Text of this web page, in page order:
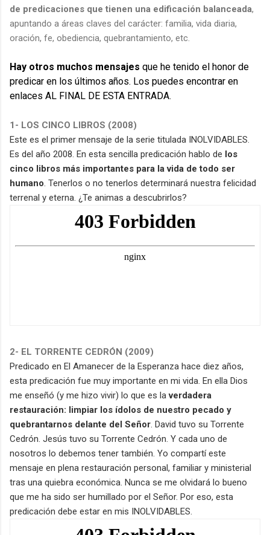
de predicaciones que tienen una edificación balanceada,
apuntando a áreas claves del carácter: familia, vida diaria,
oración, fe, obediencia, quebrantamiento, etc.
Hay otros muchos mensajes que he tenido el honor de
predicar en los últimos años. Los puedes encontrar en
enlaces AL FINAL DE ESTA ENTRADA.
1- LOS CINCO LIBROS (2008)
Este es el primer mensaje de la serie titulada INOLVIDABLES.
Es del año 2008. En esta sencilla predicación hablo de los
cinco libros más importantes para la vida de todo ser
humano . Tenerlos o no tenerlos determinará nuestra felicidad
terrenal y eterna. ¿Te animas a descubrirlos?
2- EL TORRENTE CEDRÓN (2009)
Predicado en El Amanecer de la Esperanza hace diez años,
esta predicación fue muy importante en mi vida. En ella Dios
me enseñó (y me hizo vivir) lo que es laverdadera
restauración: limpiar los ídolos de nuestro pecado y
quebrantarnos delante del Señor . David tuvo su Torrente
Cedrón. Jesús tuvo su Torrente Cedrón. Y cada uno de
nosotros lo debemos tener también. Yo compartí este
mensaje en plena restauración personal, familiar y ministerial
tras una quiebra económica. Nunca se me olvidará lo bueno
que me ha sido ser humillado por el Señor. Por eso, esta
predicación debe estar en mis INOLVIDABLES.